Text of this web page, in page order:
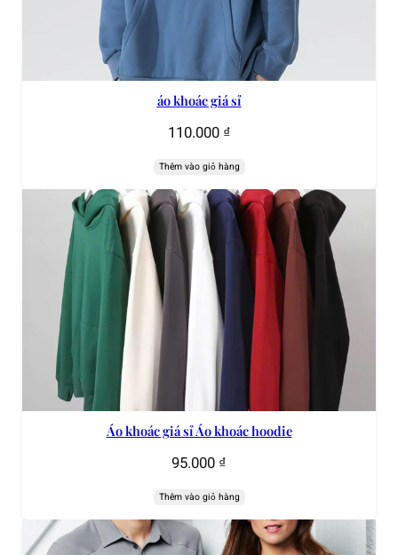
áo khoác giá sỉ
110.000 ₫
Thêm vào giỏ hàng
Áo khoác giá sỉ Áo khoác hoodie
95.000 ₫
Thêm vào giỏ hàng